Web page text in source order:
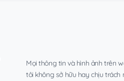
Mọi thông tin và hình ảnh trên
tôi không sở hữu hay chịu trách